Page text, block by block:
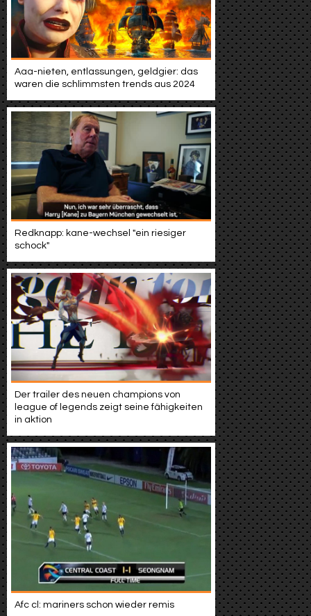
Aaa-nieten, entlassungen, geldgier: das
waren die schlimmsten trends aus 2024
Redknapp: kane-wechsel "ein riesiger
schock"
Der trailer des neuen champions von
league of legends zeigt seine fähigkeiten
in aktion
Afc cl: mariners schon wieder remis